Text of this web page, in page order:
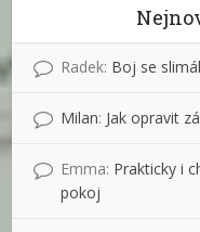
Radek: Boj se
Milan: Jak opravit
Emma: Prakticky i
pokoj